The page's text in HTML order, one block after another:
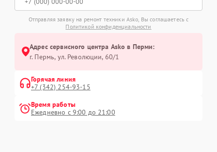
Отправляя заявку на ремонт техники Asko, Вы соглашаетесь с
Политикой конфиденциальности
Адрес сервисного центра Asko в Перми:
г. Пермь, ул. ​Революции, 60/1
Горячая линия
+7 (342) 254-93-15
Время работы
Ежедневно с 9:00 до 21:00